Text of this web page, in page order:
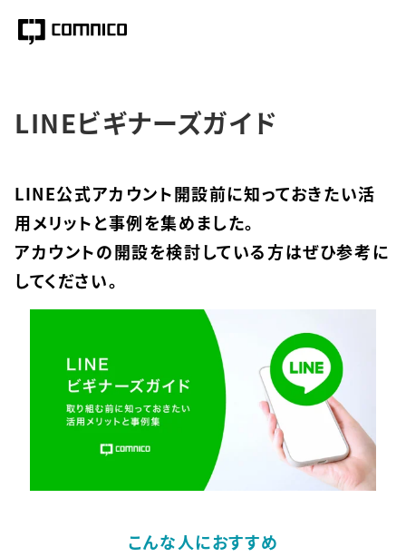
LINEビギナーズガイド
LINE公式アカウント開設前に知っておきたい活
用メリットと事例を集めました。
アカウントの開設を検討している方はぜひ参考に
してください。
こんな人におすすめ